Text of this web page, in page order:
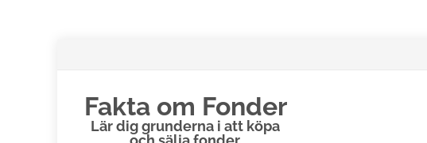
Fakta om Fonder
Lär dig grunderna i att köpa